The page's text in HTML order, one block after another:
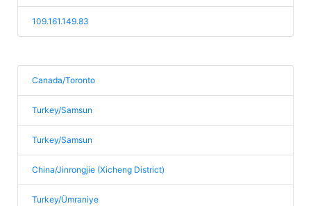
109.161.149.83
Canada/Toronto
Turkey/Samsun
Turkey/Samsun
China/Jinrongjie (Xicheng District)
Turkey/Ümraniye